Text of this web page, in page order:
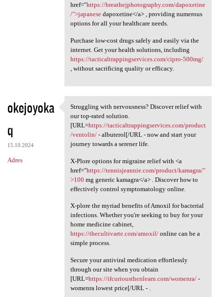
href="https://breathejphotography.com/dapoxetine
/">japanesedapoxetine</a> , providing numerous
options for all your healthcare needs.
Purchase low-cost drugs safely and easily via the
internet. Get your health solutions, including
https://tacticaltrappingservices.com/cipro-500mg/
, without sacrificing quality or efficacy.
okejoyoka
q
15.10.2024
Adres
Struggling with nervousness?
Struggling with nervousness? Discover relief with
our top-rated solution.
[URL=https://tacticaltrappingservices.com/product
/ventolin/- albuterol[/URL - now and start your
journey towards a serener life.
X-Plore options for migraine relief with <a
href="https://tennisjeannie.com/product/kamagra/"
>100 mg generic kamagra</a> . Discover how to
effectively control symptomatology online.
X-plore the myriad benefits of Amoxil for bacterial
infections. Whether you're seeking to buy for your
home medicine cabinet,
https://thecultivarte.com/amoxil/online can be a
simple process.
Secure your antiviral medication effortlessly
through our site when you obtain
[URL=https://ifcuriousthenlearn.com/womenra/-
womenra lowest price[/URL - .